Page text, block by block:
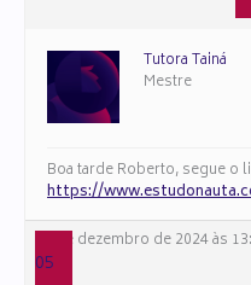
Tutora Tainá
Mestre
Boa tarde Roberto, segue o
https://
23 de dezembro de 2024 às
05